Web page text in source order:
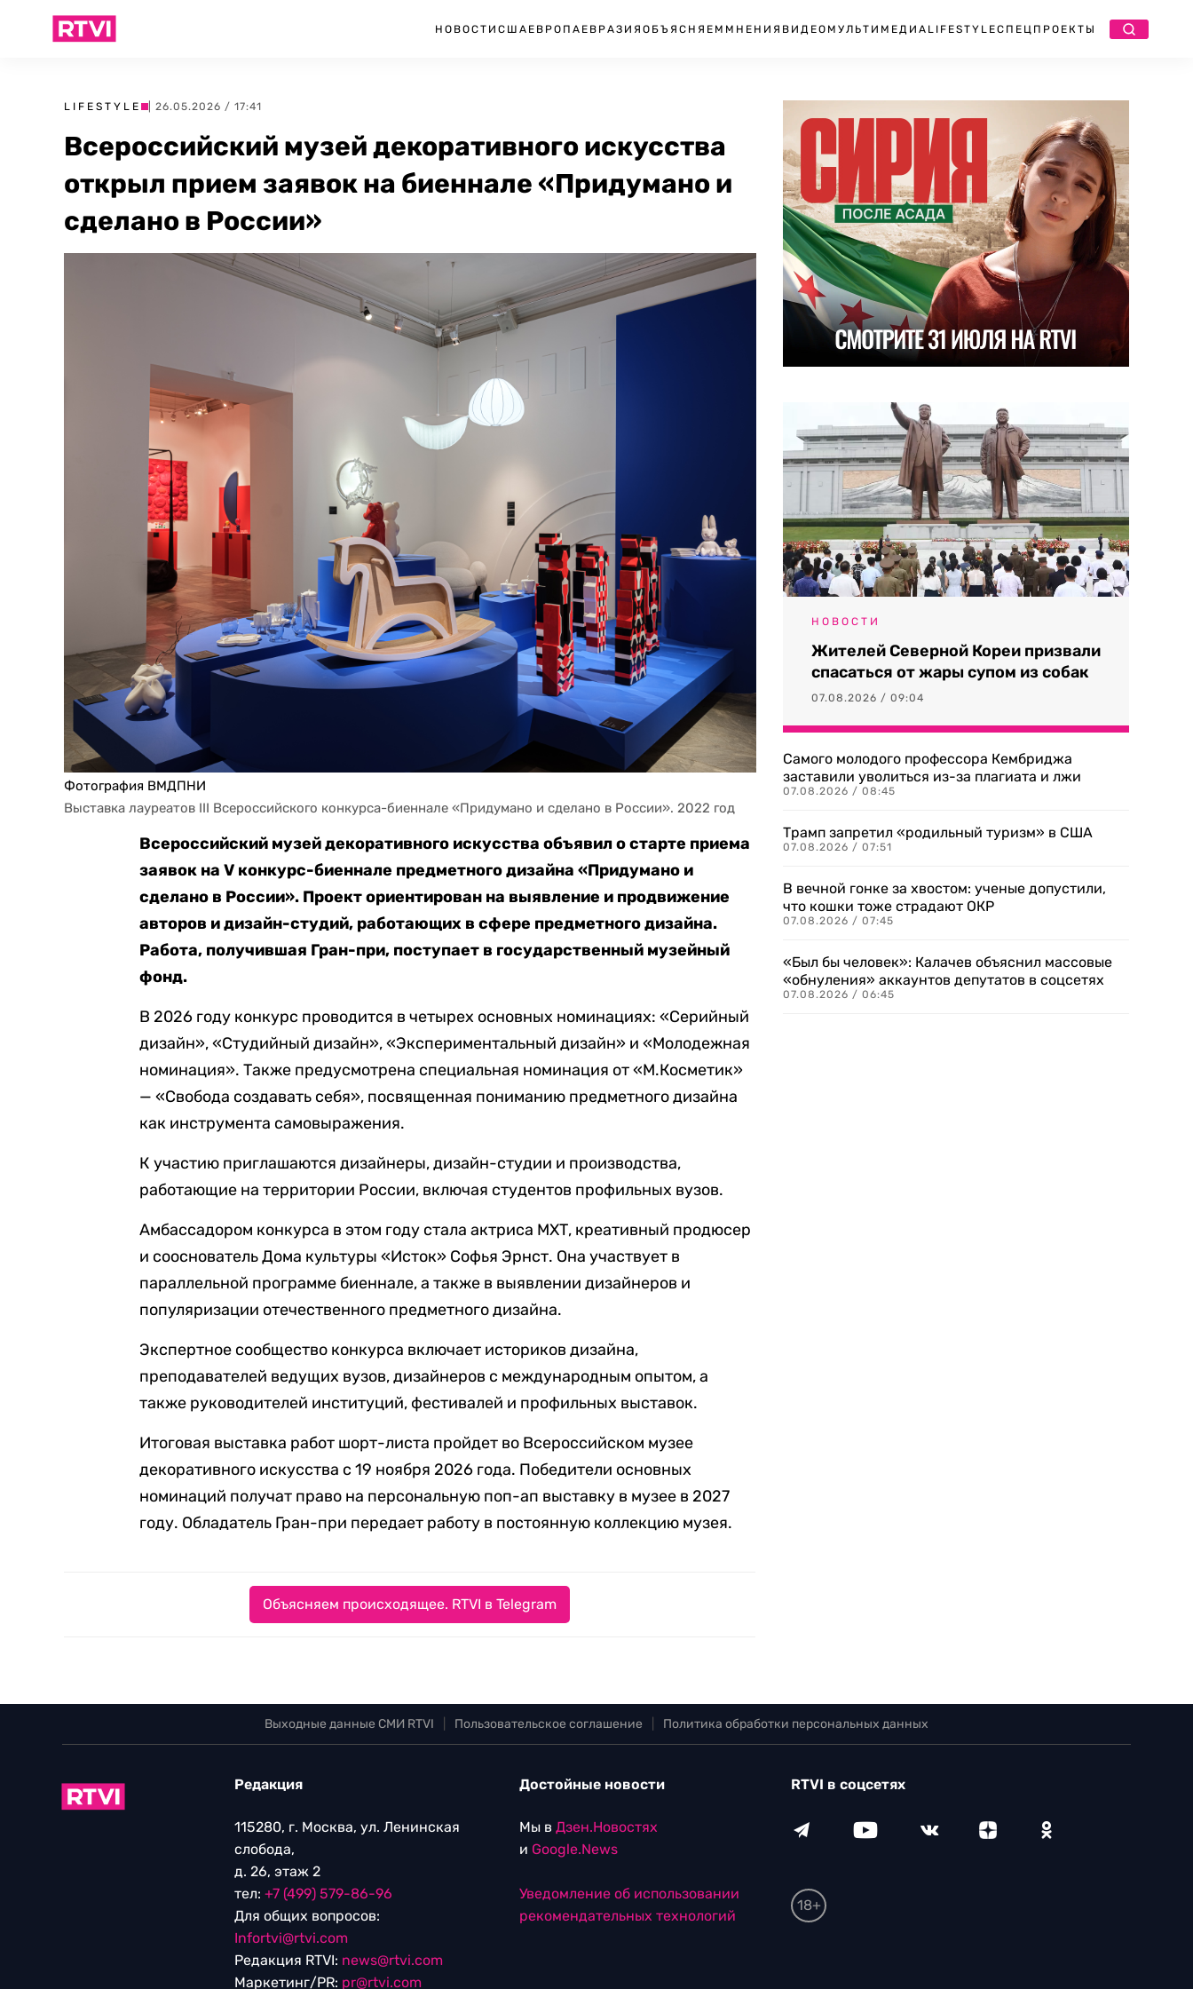
НОВОСТИ США ЕВРОПА ЕВРАЗИЯ ОБЪЯСНЯЕМ МНЕНИЯ ВИДЕО МУЛЬТИМЕДИА LIFESTYLEСПЕЦПРОЕКТЫ
LIFESTYLE | 26.05.2026 / 17:41
Всероссийский музей декоративного искусства
открыл прием заявок на биеннале «Придумано и
сделано в России»
Фотография ВМДПНИ
Выставка лауреатов III Всероссийского конкурса-биеннале «Придумано и сделано в России». 2022 год
Всероссийский музей декоративного искусства объявил о старте приема
заявок на V конкурс-биеннале предметного дизайна «Придумано и
сделано в России». Проект ориентирован на выявление и продвижение
авторов и дизайн-студий, работающих в сфере предметного дизайна.
Работа, получившая Гран-при, поступает в государственный музейный
фонд.
В 2026 году конкурс проводится в четырех основных номинациях: «Серийный
дизайн», «Студийный дизайн», «Экспериментальный дизайн» и «Молодежная
номинация». Также предусмотрена специальная номинация от «М.Косметик»
— «Свобода создавать себя», посвященная пониманию предметного дизайна
как инструмента самовыражения.
К участию приглашаются дизайнеры, дизайн-студии и производства,
работающие на территории России, включая студентов профильных вузов.
Амбассадором конкурса в этом году стала актриса МХТ, креативный продюсер
и сооснователь Дома культуры «Исток» Софья Эрнст. Она участвует в
параллельной программе биеннале, а также в выявлении дизайнеров и
популяризации отечественного предметного дизайна.
Экспертное сообщество конкурса включает историков дизайна,
преподавателей ведущих вузов, дизайнеров с международным опытом, а
также руководителей институций, фестивалей и профильных выставок.
Итоговая выставка работ шорт-листа пройдет во Всероссийском музее
декоративного искусства с 19 ноября 2026 года. Победители основных
номинаций получат право на персональную поп-ап выставку в музее в 2027
году. Обладатель Гран-при передает работу в постоянную коллекцию музея.
Объясняем происходящее. RTVI в Telegram
НОВОСТИ
Жителей Северной Кореи призвали
спасаться от жары супом из собак
07.08.2026 / 09:04
Самого молодого профессора Кембриджа
заставили уволиться из-за плагиата и лжи
07.08.2026 / 08:45
Трамп запретил «родильный туризм» в США
07.08.2026 / 07:51
В вечной гонке за хвостом: ученые допустили,
что кошки тоже страдают ОКР
07.08.2026 / 07:45
«Был бы человек»: Калачев объяснил массовые
«обнуления» аккаунтов депутатов в соцсетях
07.08.2026 / 06:45
Выходные данные СМИ RTVI Пользовательское соглашение Политика обработки персональных данных
Редакция
115280, г. Москва, ул. Ленинская
слобода,
д. 26, этаж 2
тел: +7 (499) 579-86-96
Для общих вопросов:
Infortvi@rtvi.com
Редакция RTVI: news@rtvi.com
Маркетинг/PR: pr@rtvi.com
Достойные новости
Мы в Дзен.Новостях
и Google.News
Уведомление об использовании
рекомендательных технологий
RTVI в соцсетях
18+